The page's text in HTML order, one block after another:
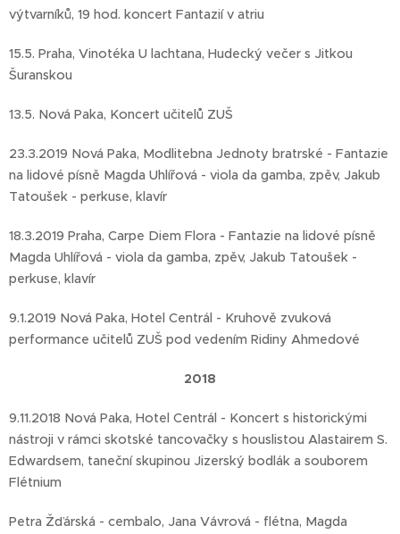
výtvarníků, 19 hod. koncert Fantazií v atriu
15.5. Praha, Vinotéka U lachtana, Hudecký večer s Jitkou
Šuranskou
13.5. Nová Paka, Koncert učitelů ZUŠ
23.3.2019 Nová Paka, Modlitebna Jednoty bratrské - Fantazie
na lidové písně Magda Uhlířová - viola da gamba, zpěv, Jakub
Tatoušek - perkuse, klavír
18.3.2019 Praha, Carpe Diem Flora - Fantazie na lidové písně
Magda Uhlířová - viola da gamba, zpěv, Jakub Tatoušek -
perkuse, klavír
9.1.2019 Nová Paka, Hotel Centrál - Kruhově zvuková
performance učitelů ZUŠ pod vedením Ridiny Ahmedové
2018
9.11.2018 Nová Paka, Hotel Centrál - Koncert s historickými
nástroji v rámci skotské tancovačky s houslistou Alastairem S.
Edwardsem, taneční skupinou Jizerský bodlák a souborem
Flétnium
Petra Žďárská - cembalo, Jana Vávrová - flétna, Magda